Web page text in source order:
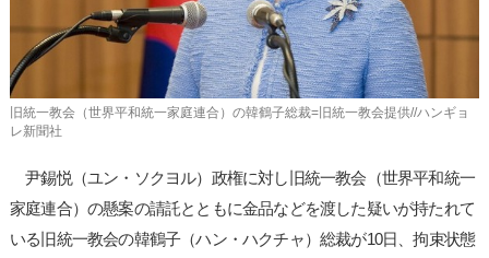
旧統一教会（世界平和統一家庭連合）の韓鶴子総裁=旧統一教会提供//ハンギョ
レ新聞社
尹錫悦（ユン・ソクヨル）政権に対し旧統一教会（世界平和統一
家庭連合）の懸案の請託とともに金品などを渡した疑いが持たれて
いる旧統一教会の韓鶴子（ハン・ハクチャ）総裁が10日、拘束状態